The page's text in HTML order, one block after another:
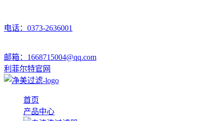
电话：0373-2636001
邮箱：1668715004@qq.com
利菲尔特官网
首页
产品中心